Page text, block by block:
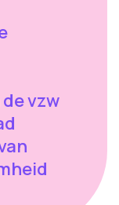
vzw